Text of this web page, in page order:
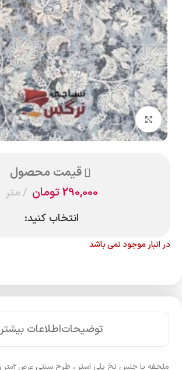
بزرگنمایی تصویر
قیمت محصول
290,000تومان متر
انتخاب کنید:
در انبار موجود نمی باشد
توضیحاتاطلاعات بیشتر
ملحفه با جنس نخ پلی استر ، طرح سنتی عرض 2متر و رنگ ثابت